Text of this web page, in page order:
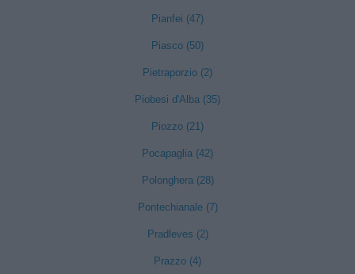
Pianfei (47)
Piasco (50)
Pietraporzio (2)
Piobesi d'Alba (35)
Piozzo (21)
Pocapaglia (42)
Polonghera (28)
Pontechianale (7)
Pradleves (2)
Prazzo (4)